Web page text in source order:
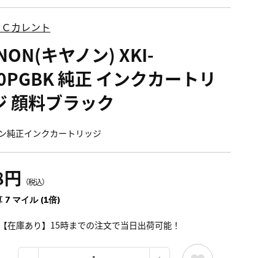
カレント
キヤノン) XKI-
純正 インクカートリ
顔料ブラック
純正インクカートリッジ
（税込）
7 マイル (1倍)
在庫あり】15時までの注文で当日出荷可能！